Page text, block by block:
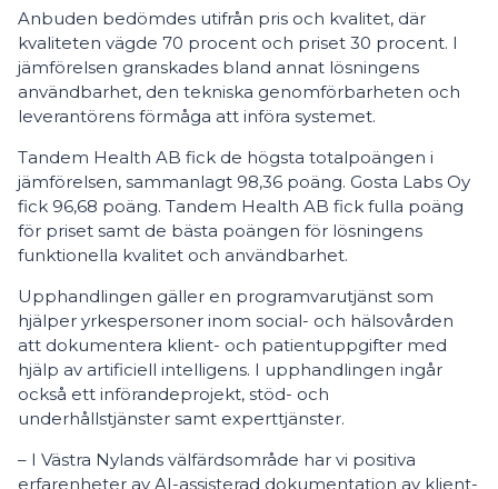
Anbuden bedömdes utifrån pris och kvalitet, där
kvaliteten vägde 70 procent och priset 30 procent. I
jämförelsen granskades bland annat lösningens
användbarhet, den tekniska genomförbarheten och
leverantörens förmåga att införa systemet.
Tandem Health AB fick de högsta totalpoängen i
jämförelsen, sammanlagt 98,36 poäng. Gosta Labs Oy
fick 96,68 poäng. Tandem Health AB fick fulla poäng
för priset samt de bästa poängen för lösningens
funktionella kvalitet och användbarhet.
Upphandlingen gäller en programvarutjänst som
hjälper yrkespersoner inom social- och hälsovården
att dokumentera klient- och patientuppgifter med
hjälp av artificiell intelligens. I upphandlingen ingår
också ett införandeprojekt, stöd- och
underhållstjänster samt experttjänster.
– I Västra Nylands välfärdsområde har vi positiva
erfarenheter av AI-assisterad dokumentation av klient-